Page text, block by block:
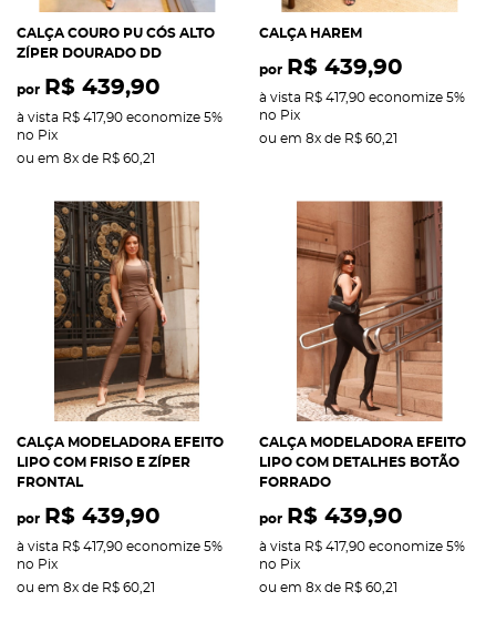
CALÇA COURO PU CÓS ALTO
ZÍPER DOURADO DD
por R$ 439,90
à vista R$ 417,90 economize 5%
no Pix
ou em 8x de R$ 60,21
CALÇA HAREM
por R$ 439,90
à vista R$ 417,90 economize 5%
no Pix
ou em 8x de R$ 60,21
CALÇA MODELADORA EFEITO
LIPO COM FRISO E ZÍPER
FRONTAL
por R$ 439,90
à vista R$ 417,90 economize 5%
no Pix
ou em 8x de R$ 60,21
CALÇA MODELADORA EFEITO
LIPO COM DETALHES BOTÃO
FORRADO
por R$ 439,90
à vista R$ 417,90 economize 5%
no Pix
ou em 8x de R$ 60,21